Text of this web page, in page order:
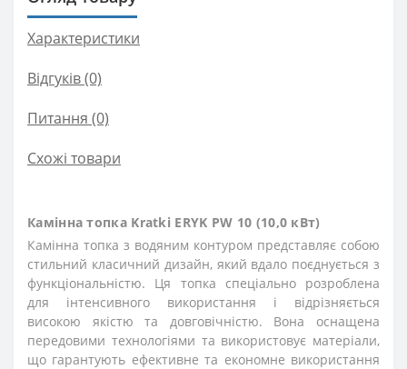
Характеристики
Відгуків (0)
Питання (0)
Схожі товари
Камінна топка Kratki ERYK PW 10 (10,0 кВт)
Камінна топка з водяним контуром представляє собою
стильний класичний дизайн, який вдало поєднується з
функціональністю. Ця топка спеціально розроблена
для інтенсивного використання і відрізняється
високою якістю та довговічністю. Вона оснащена
передовими технологіями та використовує матеріали,
що гарантують ефективне та економне використання